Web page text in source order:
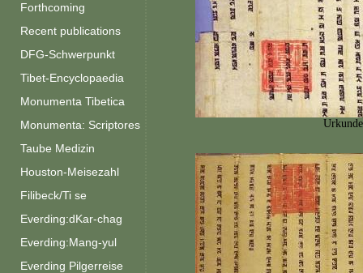
Forthcoming
Recent publications
DFG-Schwerpunkt
Tibet-Encyclopaedia
Monumenta Tibetica
Monumenta: Scriptores
Taube Medizin
Houston-Meisezahl
Filibeck/Ti se
Everding:dKar-chag
Everding:Mang-yul
Everding Pilgerreise